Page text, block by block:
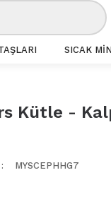
SICAK
Kütle -
MYSCEPHHG7